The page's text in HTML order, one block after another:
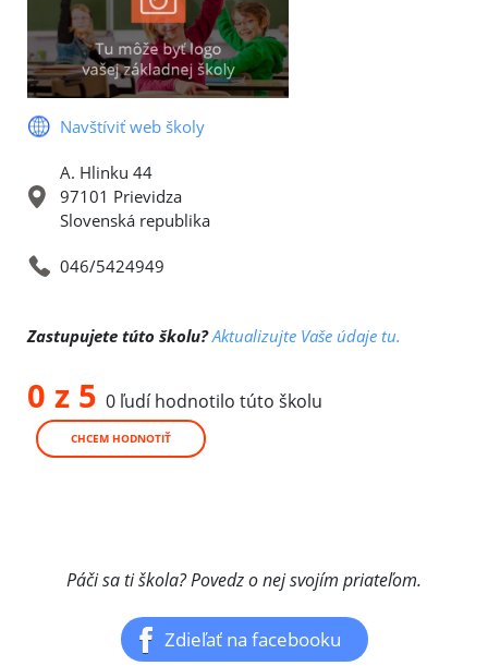
Navštíviť web školy
A. Hlinku 44
97101 Prievidza
Slovenská republika
046/5424949
Zastupujete túto školu? Aktualizujte Vaše údaje tu.
0 z 5 0 ľudí hodnotilo túto školu
CHCEM HODNOTIŤ
Páči sa ti škola? Povedz o nej svojím priateľom.
Zdieľať na facebooku